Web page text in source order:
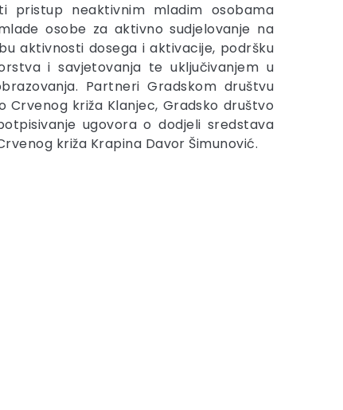
pristup neaktivnim mladim osobama
osobe za aktivno sudjelovanje na
aktivnosti dosega i aktivacije, podršku
i savjetovanja te uključivanjem u
Partneri Gradskom društvu
križa Klanjec, Gradsko društvo
ugovora o dodjeli sredstava
križa Krapina Davor Šimunović.